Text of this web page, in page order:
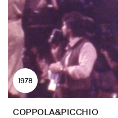
1978
COPPOLA&PICCHIO